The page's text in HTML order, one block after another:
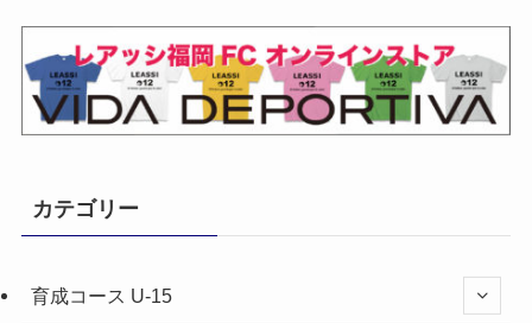
カテゴリー
育成コース U-15